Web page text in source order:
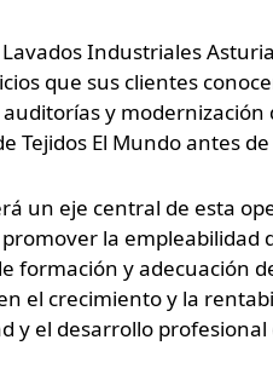
Industriales
que sus clientes
y
Tejidos El Mundo antes
un eje central de esta
la empleabilidad
formación y adecuación
el crecimiento y la
y el desarrollo profesional